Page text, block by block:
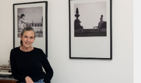
Cursos, Talleres y Seminarios
Acervo Territorial
Noticias y novedades
Contactanos